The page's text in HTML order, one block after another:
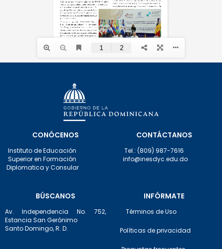
CONÓCENOS
Instituto de Educación
Superior en Formación
Diplomatica y Consular
CONTÁCTANOS
Tel.: (809) 987-7616
info@inesdyc.edu.do
BÚSCANOS
Av. Independencia No. 752,
Estancia San Gerónimo
Santo Domingo, R. D.
INFÓRMATE
Términos de Uso
Políticas de privacidad